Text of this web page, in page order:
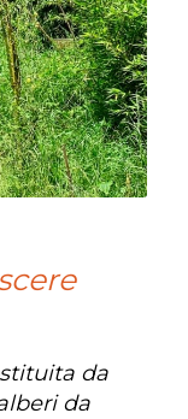
da
da